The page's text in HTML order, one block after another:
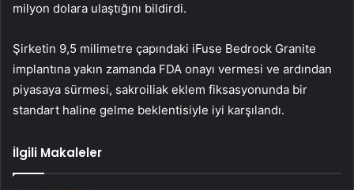
milyon dolara ulaştığını bildirdi.
Şirketin 9,5 milimetre çapındaki iFuse Bedrock Granite
implantına yakın zamanda FDA onayı vermesi ve ardından
piyasaya sürmesi, sakroiliak eklem fiksasyonunda bir
standart haline gelme beklentisiyle iyi karşılandı.
İlgili Makaleler